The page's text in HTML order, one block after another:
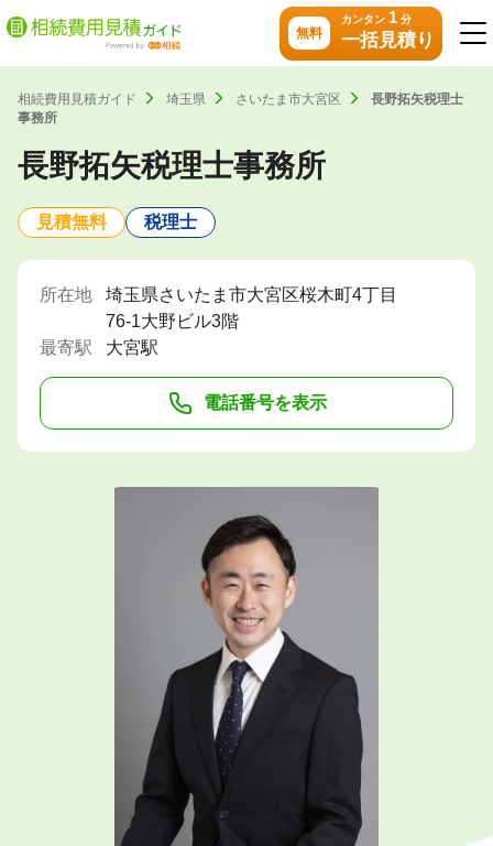
無料
カンタン 1分
一括見積り
相続費用見積ガイド 埼玉県 さいたま市大宮区
長野拓矢税理士
事務所
長野拓矢税理士事務所
見積無料 税理士
所在地
埼玉県さいたま市大宮区桜木町4丁目
76-1大野ビル3階
最寄駅
大宮駅
電話番号を表示